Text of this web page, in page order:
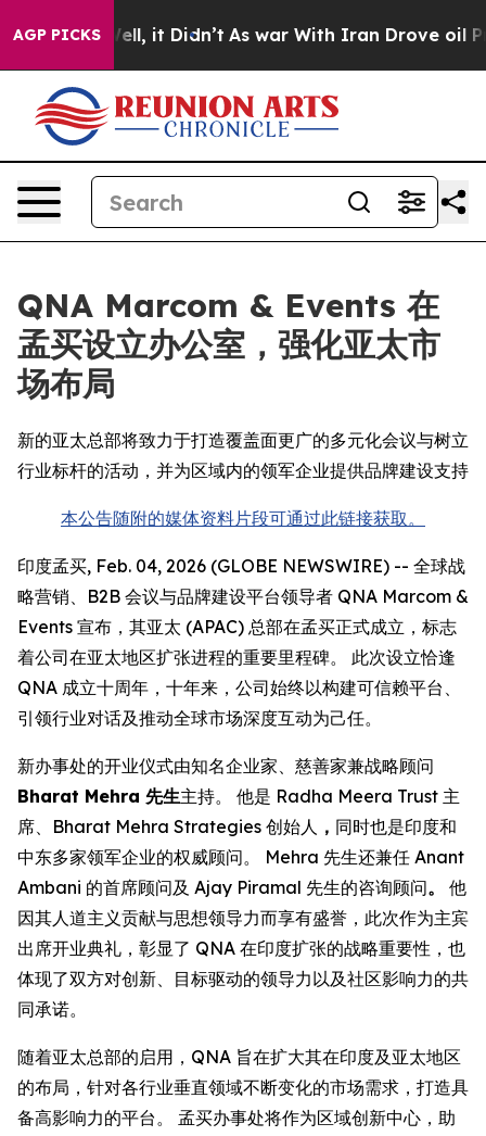
AGP PICKS
40%. Well, it Didn’t As war With Iran Drove oil
QNA Marcom & Events 在
孟买设立办公室，强化亚太市
场布局
新的亚太总部将致力于打造覆盖面更广的多元化会议与树立
行业标杆的活动，并为区域内的领军企业提供品牌建设支持
本公告随附的媒体资料片段可通过此链接获取。
印度孟买, Feb. 04, 2026 (GLOBE NEWSWIRE) -- 全球战
略营销、B2B 会议与品牌建设平台领导者 QNA Marcom &
Events 宣布，其亚太 (APAC) 总部在孟买正式成立，标志
着公司在亚太地区扩张进程的重要里程碑。 此次设立恰逢
QNA 成立十周年，十年来，公司始终以构建可信赖平台、
引领行业对话及推动全球市场深度互动为己任。
新办事处的开业仪式由知名企业家、慈善家兼战略顾问
Bharat Mehra 先生主持。 他是 Radha Meera Trust 主
席、Bharat Mehra Strategies 创始人 ， 同时也是印度和
中东多家领军企业的权威顾问。 Mehra 先生还兼任 Anant
Ambani 的首席顾问及 Ajay Piramal 先生的咨询顾问。
他
因其人道主义贡献与思想领导力而享有盛誉，此次作为主宾
出席开业典礼，彰显了 QNA 在印度扩张的战略重要性，也
体现了双方对创新、目标驱动的领导力以及社区影响力的共
同承诺。
随着亚太总部的启用，QNA 旨在扩大其在印度及亚太地区
的布局，针对各行业垂直领域不断变化的市场需求，打造具
备高影响力的平台。 孟买办事处将作为区域创新中心，助